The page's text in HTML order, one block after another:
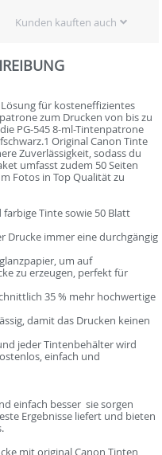
Kunden kauften auch
für kosteneffizientes
zum Drucken von bis zu
PG-545 8-ml-Tintenpatrone
Original Canon Tinte
Zuverlässigkeit, sodass du
umfasst zudem 50 Seiten
Fotos in Top Qualität zu
Tinte sowie 50 Blatt
Drucke immer eine durchgängig
um auf
zu erzeugen, perfekt für
35 % mehr hochwertige
damit das Drucken keinen
jeder Tintenbehälter wird
einfach und
einfach besser  sie sorgen
Ergebnisse liefert und bieten
mit original Canon Tinten 